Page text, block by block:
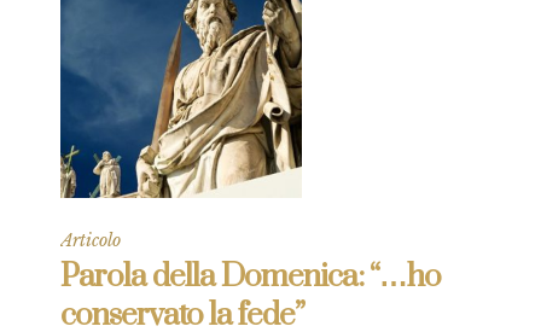
Articolo
Parola della Domenica: “…ho
conservato la fede”